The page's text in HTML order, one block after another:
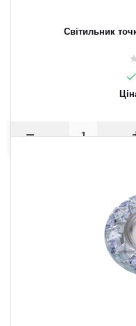
Світильник